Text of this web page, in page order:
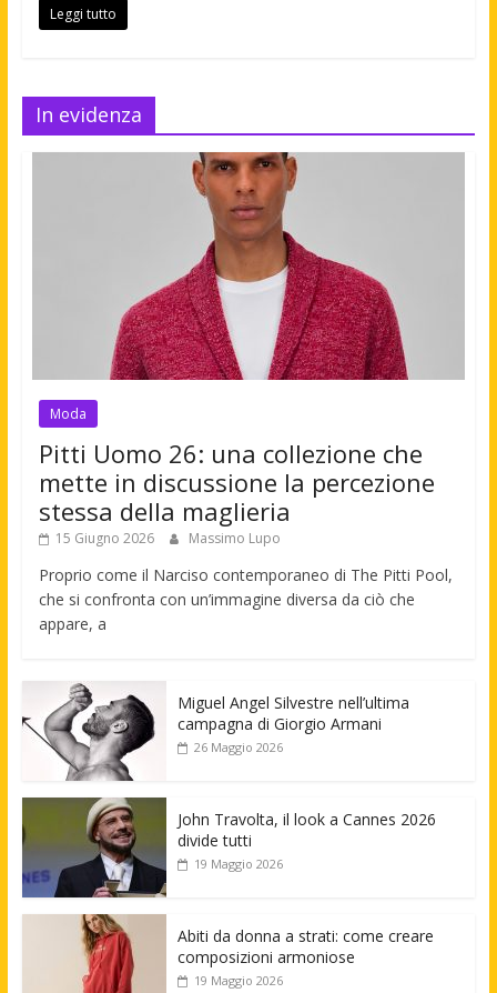
Leggi tutto
In evidenza
Moda
Pitti Uomo 26: una collezione che
mette in discussione la percezione
stessa della maglieria
15 Giugno 2026 Massimo Lupo
Proprio come il Narciso contemporaneo di The Pitti Pool,
che si confronta con un’immagine diversa da ciò che
appare, a
Miguel Angel Silvestre nell’ultima
campagna di Giorgio Armani
26 Maggio 2026
John Travolta, il look a Cannes 2026
divide tutti
19 Maggio 2026
Abiti da donna a strati: come creare
composizioni armoniose
19 Maggio 2026